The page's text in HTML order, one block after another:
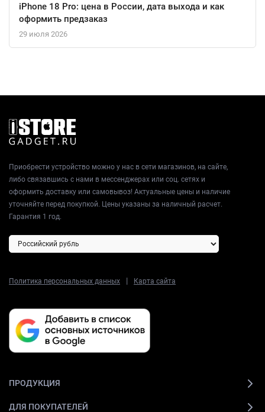
iPhone 18 Pro: цена в России, дата выхода и как
оформить предзаказ
29 июля 2026
Приобрести устройство можно у нас в сети магазинов, на сайте,
либо связавшись с нами в мессенджерах или соц. сетях и
оформить доставку или самовывоз! Актуальные цены и наличие
уточняйте перед покупкой. Цены указаны за наличный расчет.
Гарантия 1 год.
Политика персональных данных | Карта сайта
ПРОДУКЦИЯ
ДЛЯ ПОКУПАТЕЛЕЙ